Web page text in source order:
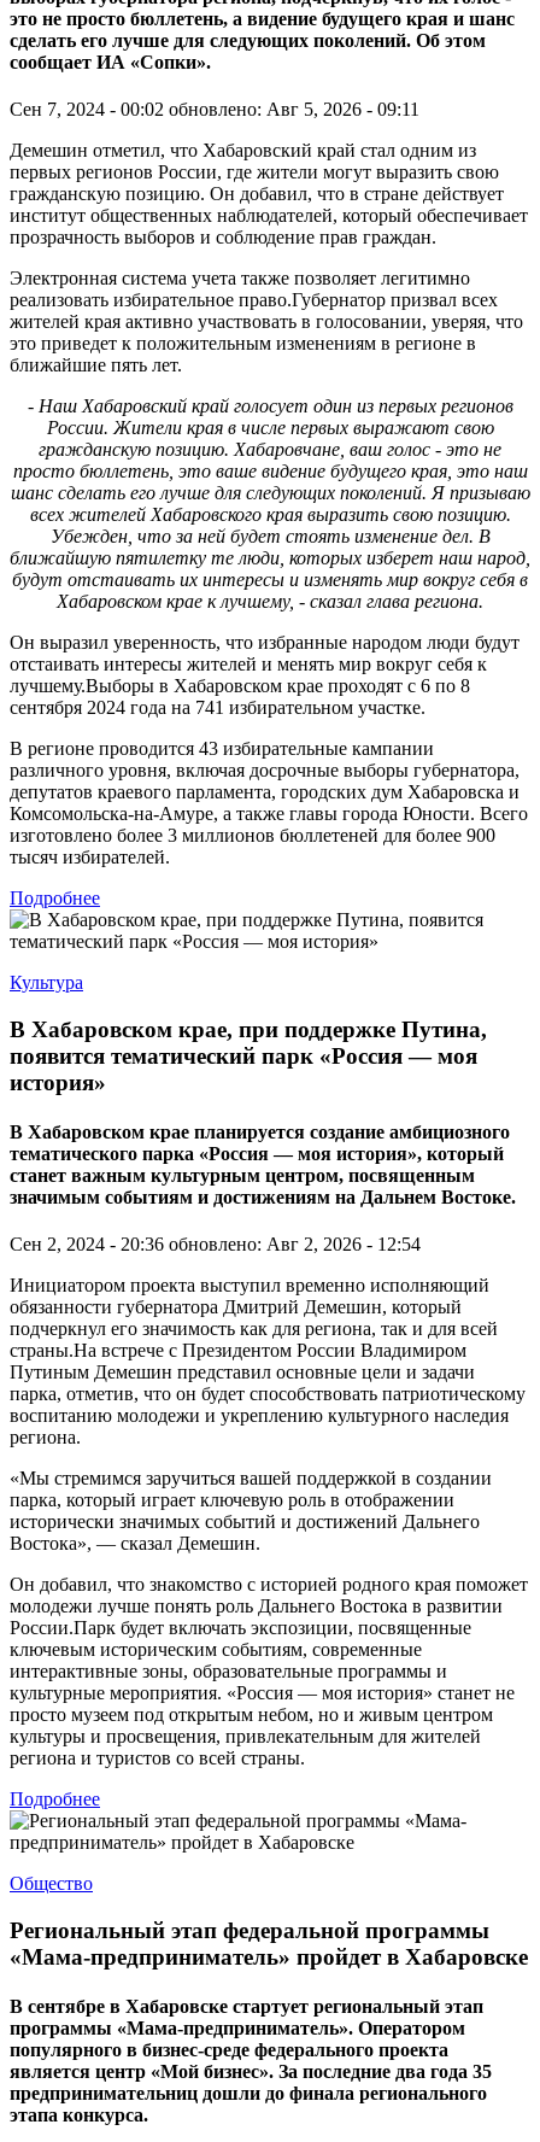
это не просто бюллетень, а видение будущего края и шанс
сделать его лучше для следующих поколений. Об этом
сообщает ИА «Сопки».
Сен 7, 2024 - 00:02 обновлено: Авг 5, 2026 - 09:11
Демешин отметил, что Хабаровский край стал одним из
первых регионов России, где жители могут выразить свою
гражданскую позицию. Он добавил, что в стране действует
институт общественных наблюдателей, который обеспечивает
прозрачность выборов и соблюдение прав граждан.
Электронная система учета также позволяет легитимно
реализовать избирательное право.Губернатор призвал всех
жителей края активно участвовать в голосовании, уверяя, что
это приведет к положительным изменениям в регионе в
ближайшие пять лет.
- Наш Хабаровский край голосует один из первых регионов
России. Жители края в числе первых выражают свою
гражданскую позицию. Хабаровчане, ваш голос - это не
просто бюллетень, это ваше видение будущего края, это наш
шанс сделать его лучше для следующих поколений. Я призываю
всех жителей Хабаровского края выразить свою позицию.
Убежден, что за ней будет стоять изменение дел. В
ближайшую пятилетку те люди, которых изберет наш народ,
будут отстаивать их интересы и изменять мир вокруг себя в
Хабаровском крае к лучшему, - сказал глава региона.
Он выразил уверенность, что избранные народом люди будут
отстаивать интересы жителей и менять мир вокруг себя к
лучшему.Выборы в Хабаровском крае проходят с 6 по 8
сентября 2024 года на 741 избирательном участке.
В регионе проводится 43 избирательные кампании
различного уровня, включая досрочные выборы губернатора,
депутатов краевого парламента, городских дум Хабаровска и
Комсомольска-на-Амуре, а также главы города Юности. Всего
изготовлено более 3 миллионов бюллетеней для более 900
тысяч избирателей.
Подробнее
Культура
В Хабаровском крае, при поддержке Путина,
появится тематический парк «Россия — моя
история»
В Хабаровском крае планируется создание амбициозного
тематического парка «Россия — моя история», который
станет важным культурным центром, посвященным
значимым событиям и достижениям на Дальнем Востоке.
Сен 2, 2024 - 20:36 обновлено: Авг 2, 2026 - 12:54
Инициатором проекта выступил временно исполняющий
обязанности губернатора Дмитрий Демешин, который
подчеркнул его значимость как для региона, так и для всей
страны.На встрече с Президентом России Владимиром
Путиным Демешин представил основные цели и задачи
парка, отметив, что он будет способствовать патриотическому
воспитанию молодежи и укреплению культурного наследия
региона.
«Мы стремимся заручиться вашей поддержкой в создании
парка, который играет ключевую роль в отображении
исторически значимых событий и достижений Дальнего
Востока», — сказал Демешин.
Он добавил, что знакомство с историей родного края поможет
молодежи лучше понять роль Дальнего Востока в развитии
России.Парк будет включать экспозиции, посвященные
ключевым историческим событиям, современные
интерактивные зоны, образовательные программы и
культурные мероприятия. «Россия — моя история» станет не
просто музеем под открытым небом, но и живым центром
культуры и просвещения, привлекательным для жителей
региона и туристов со всей страны.
Подробнее
Общество
Региональный этап федеральной программы
«Мама-предприниматель» пройдет в Хабаровске
В сентябре в Хабаровске стартует региональный этап
программы «Мама-предприниматель». Оператором
популярного в бизнес-среде федерального проекта
является центр «Мой бизнес». За последние два года 35
предпринимательниц дошли до финала регионального
этапа конкурса.